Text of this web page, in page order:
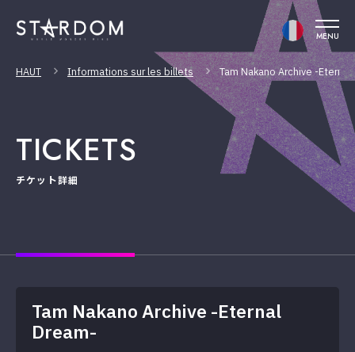
MENU
HAUT Informations sur les billets Tam Nakano Archive -Eternal
TICKETS
チケット詳細
Tam Nakano Archive -Eternal
Dream-